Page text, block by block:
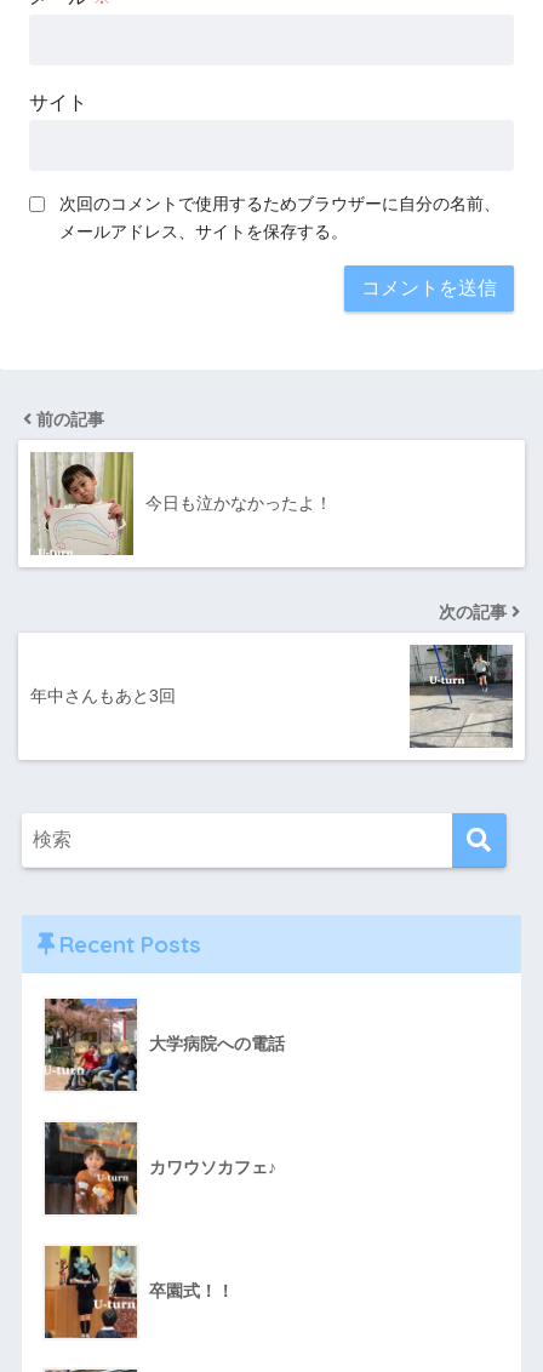
サイト
次回のコメントで使用するためブラウザーに自分の名前、
メールアドレス、サイトを保存する。
前の記事
今日も泣かなかったよ！
次の記事
年中さんもあと3回
Recent Posts
大学病院への電話
カワウソカフェ♪
卒園式！！